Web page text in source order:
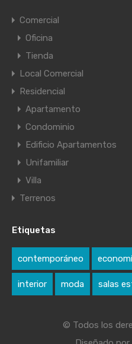
Comercial
Oficina
Tienda
Local Comercial
Residencial
Apartamento
Condominio
Edificio Apartamentos
Unifamiliar
Villa
Terrenos
Etiquetas
contemporáneo
interior moda salas
© Todos los